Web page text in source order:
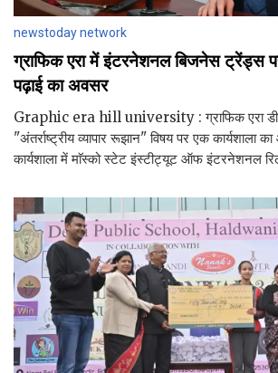
newstoday network
ग्राफिक एरा में इंटरनेशनल बिजनेस ट्रेंड्स
पढ़ाई का अवसर
Graphic era hill university : ग्राफिक एरा डीम्ड
"अंतर्राष्ट्रीय व्यापार रूझान" विषय पर एक कार्यशाला
कार्यशाला में माॅस्को स्टेट इंस्टीट्यूट ऑफ इंटरनेशनल